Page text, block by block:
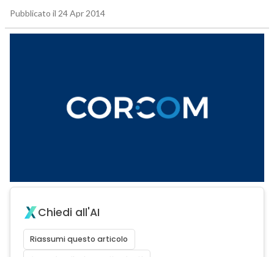
Pubblicato il 24 Apr 2014
Chiedi all'AI
Riassumi questo articolo